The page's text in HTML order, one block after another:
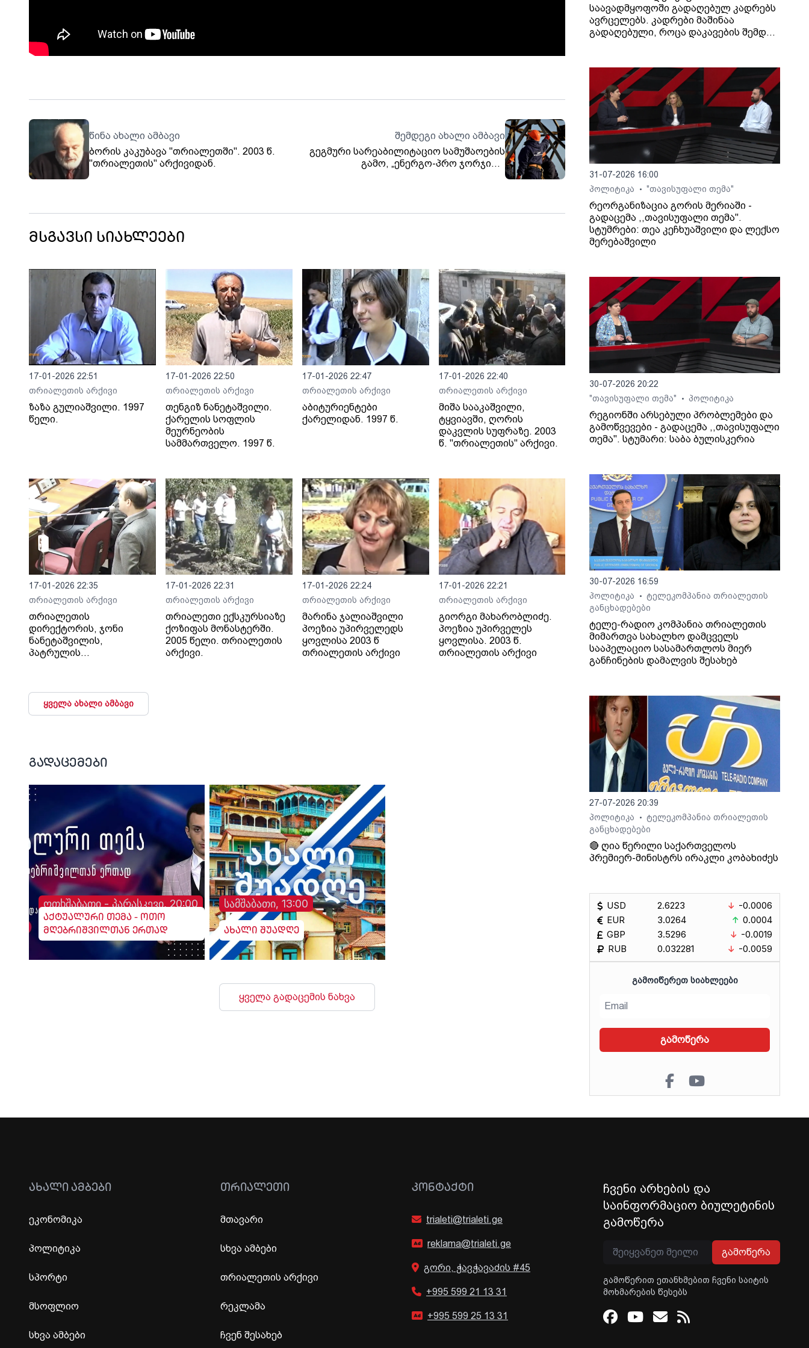
წინა ახალი ამბავი
ბორის კაკუბავა "თრიალეთში". 2003 წ.
"თრიალეთის" არქივიდან.
შემდეგი ახალი ამბავი
გეგმური სარეაბილიტაციო სამუშაოების
გამო, „ენერგო-პრო ჯორჯიას“
აბონენტების ნაწილს ელექტროენერგიის
მსგავსი სიახლეები
17-01-2026 22:51
თრიალეთის არქივი
ზაზა გულიაშვილი. 1997
წელი.
17-01-2026 22:50
თრიალეთის არქივი
თენგიზ ნანეტაშვილი.
ქარელის სოფლის
მეურნეობის
სამმართველო. 1997 წ.
17-01-2026 22:47
თრიალეთის არქივი
აბიტურიენტები
ქარელიდან. 1997 წ.
17-01-2026 22:40
თრიალეთის არქივი
მიშა სააკაშვილი,
ტყვიავში, ღორის
დაკვლის სუფრაზე. 2003
წ. "თრიალეთის" არქივი.
17-01-2026 22:35
თრიალეთის არქივი
თრიალეთის
დირექტორის, ჯონი
ნანეტაშვილის,
პატრულის
17-01-2026 22:31
თრიალეთის არქივი
თრიალეთი ექსკურსიაზე
ქოზიფას მონასტერში.
2005 წელი. თრიალეთის
არქივი.
17-01-2026 22:24
თრიალეთის არქივი
მარინა ჯალიაშვილი
პოეზია უპირველედს
ყოვლისა 2003 წ
თრიალეთის არქივი
17-01-2026 22:21
თრიალეთის არქივი
გიორგი მახარობლიძე.
პოეზია უპირველეს
ყოვლისა. 2003 წ.
თრიალეთის არქივი
ყველა ახალი ამბავი
გადაცემები
ოთხშაბათი - პარასკევი, 20:00
აქტუალური თემა - ოთო
მღებრიშვილთან ერთად
სამშაბათი, 13:00
ახალი შუადღე
ყველა გადაცემის ნახვა
საავადმყოფოში გადაღებულ კადრებს
ავრცელებს. კადრები მაშინაა
გადაღებული, როცა დაკავების შემდეგ
31-07-2026 16:00
პოლიტიკა
• "თავისუფალი თემა"
რეორგანიზაცია გორის მერიაში -
გადაცემა ,,თავისუფალი თემა".
სტუმრები: თეა კეჩხუაშვილი და ლექსო
მერებაშვილი
30-07-2026 20:22
"თავისუფალი თემა"
• პოლიტიკა
რეგიონში არსებული პრობლემები და
გამოწვევები - გადაცემა ,,თავისუფალი
თემა". სტუმარი: საბა ბულისკერია
30-07-2026 16:59
პოლიტიკა
•
ტელეკომპანია თრიალეთის
განცხადებები
ტელე-რადიო კომპანია თრიალეთის
მიმართვა სახალხო დამცველს
სააპელაციო სასამართლოს მიერ
განჩინების დამალვის შესახებ
27-07-2026 20:39
პოლიტიკა
•
ტელეკომპანია თრიალეთის
განცხადებები
🔴 ღია წერილი საქართველოს
პრემიერ-მინისტრს ირაკლი კობახიძეს
USD
EUR
GBP
RUB
2.6223
3.0264
3.5296
0.032281
-0.0006
0.0004
-0.0019
-0.0059
ᲒᲐᲛᲝᲘᲬᲔᲠᲔᲗ ᲡᲘᲐᲮᲚᲔᲔᲑᲘ
გამოწერა
ᲐᲮᲐᲚᲘ ᲐᲛᲑᲔᲑᲘ
ეკონომიკა
პოლიტიკა
სპორტი
მსოფლიო
სხვა ამბები
ᲗᲠᲘᲐᲚᲔᲗᲘ
მთავარი
სხვა ამბები
თრიალეთის არქივი
რეკლამა
ჩვენ შესახებ
ᲙᲝᲜᲢᲐᲥᲢᲘ
trialeti@trialeti.ge
reklama@trialeti.ge
გორი, ჭავჭავაძის #45
+995 599 21 13 31
+995 599 25 13 31
ჩვენი არხების და
საინფორმაციო ბიულეტინის
გამოწერა
გამოწერა
გამოწერით ეთანხმებით ჩვენი საიტის
მოხმარების წესებს
Facebook
Youtube
Email
RSS